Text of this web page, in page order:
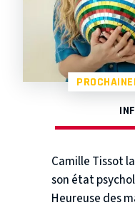
Camille Tissot
son état
Heureuse des